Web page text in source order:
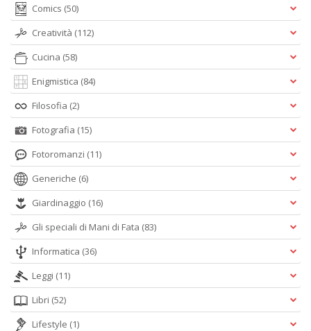
Comics (50)
Creatività (112)
Cucina (58)
Enigmistica (84)
Filosofia (2)
Fotografia (15)
Fotoromanzi (11)
Generiche (6)
Giardinaggio (16)
Gli speciali di Mani di Fata (83)
Informatica (36)
Leggi (11)
Libri (52)
Lifestyle (1)